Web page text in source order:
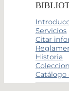
Servicios
Citar
Historia
Catálogo